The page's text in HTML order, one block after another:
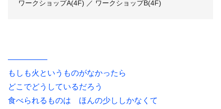
ワークショップA(4F) ／ ワークショップB(4F)
―――――
もしも火というものがなかったら
どこでどうしているだろう
食べられるものは ほんの少ししかなくて